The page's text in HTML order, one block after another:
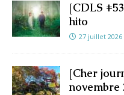
[CDLS
hito
27 juillet 2026
[Cher
novembre